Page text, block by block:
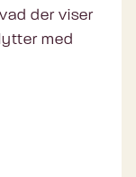
der viser
med